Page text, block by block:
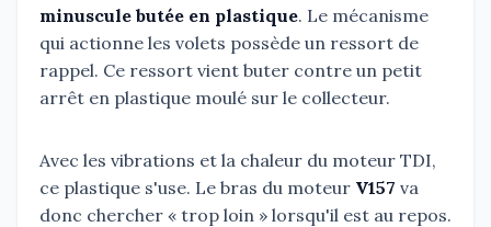
minuscule butée en plastique. Le mécanisme
qui actionne les volets possède un ressort de
rappel. Ce ressort vient buter contre un petit
arrêt en plastique moulé sur le collecteur.
Avec les vibrations et la chaleur du moteur TDI,
ce plastique s'use. Le bras du moteur V157 va
donc chercher « trop loin » lorsqu'il est au repos.